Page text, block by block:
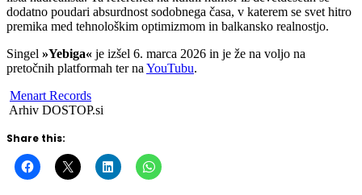
dodatno poudari absurdnost sodobnega časa, v katerem se svet hitro
premika med tehnološkim optimizmom in balkansko realnostjo.
Singel »Yebiga« je izšel 6. marca 2026 in je že na voljo na
pretočnih platformah ter na YouTubu.
Menart Records
Arhiv DOSTOP.si
Share this: